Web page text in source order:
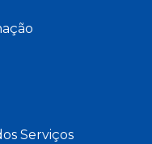
Serviços